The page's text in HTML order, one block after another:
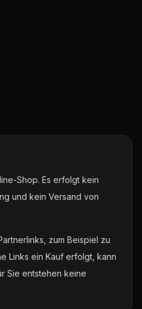
Shop. Es erfolgt kein
und kein Versand von
zum Beispiel zu
Links ein Kauf erfolgt, kann
Sie entstehen keine